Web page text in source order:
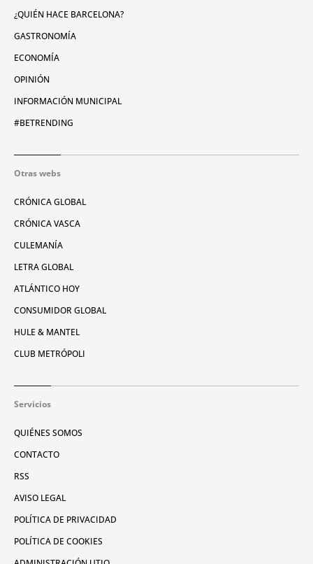
¿QUIÉN HACE BARCELONA?
GASTRONOMÍA
ECONOMÍA
OPINIÓN
INFORMACIÓN MUNICIPAL
#BETRENDING
Otras webs
CRÓNICA GLOBAL
CRÓNICA VASCA
CULEMANÍA
LETRA GLOBAL
ATLÁNTICO HOY
CONSUMIDOR GLOBAL
HULE & MANTEL
CLUB METRÓPOLI
Servicios
QUIÉNES SOMOS
CONTACTO
RSS
AVISO LEGAL
POLÍTICA DE PRIVACIDAD
POLÍTICA DE COOKIES